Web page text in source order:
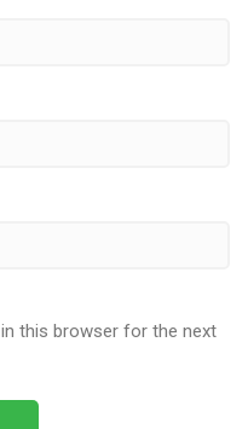
this browser for the next